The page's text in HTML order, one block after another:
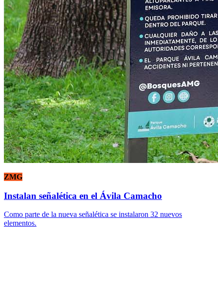
ZMG
Instalan señalética en el Ávila Camacho
Como parte de la nueva señalética se instalaron 32 nuevos
elementos.